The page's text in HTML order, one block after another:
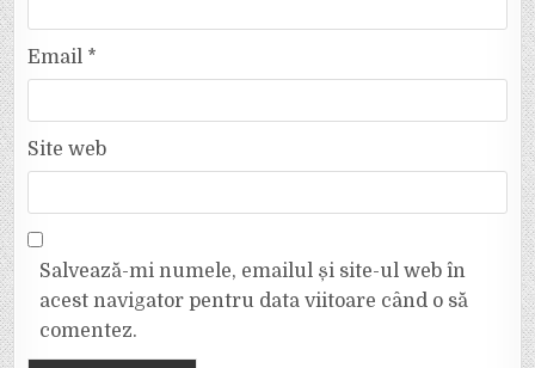
Email *
Site web
Salvează-mi numele, emailul și site-ul web în
acest navigator pentru data viitoare când o să
comentez.